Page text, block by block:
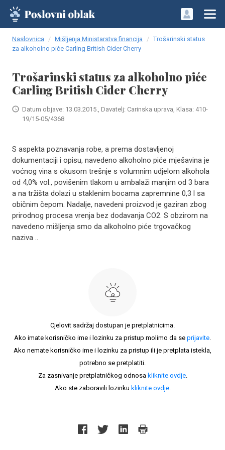
Naslovnica Mišljenja Ministarstva financija
Trošarinski status
za alkoholno piće Carling British Cider Cherry
Trošarinski status za alkoholno piće
Carling British Cider Cherry
Datum objave: 13.03.2015., Davatelj: Carinska uprava, Klasa: 410-
19/15-05/4368
S aspekta poznavanja robe, a prema dostavljenoj
dokumentaciji i opisu, navedeno alkoholno piće mješavina je
voćnog vina s okusom trešnje s volumnim udjelom alkohola
od 4,0% vol., povišenim tlakom u ambalaži manjim od 3 bara
a na tržišta dolazi u staklenim bocama zapremnine 0,3 l sa
običnim čepom. Nadalje, navedeni proizvod je gaziran zbog
prirodnog procesa vrenja bez dodavanja CO2. S obzirom na
navedeno mišljenja smo da alkoholno piće trgovačkog
naziva ..
Cjelovit sadržaj dostupan je pretplatnicima.
Ako imate korisničko ime i lozinku za pristup molimo da se prijavite.
Ako nemate korisničko ime i lozinku za pristup ili je pretplata istekla,
potrebno se pretplatiti.
Za zasnivanje pretplatničkog odnosa kliknite ovdje.
Ako ste zaboravili lozinku kliknite ovdje.